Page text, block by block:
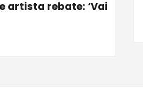
artista rebate: ‘Vai